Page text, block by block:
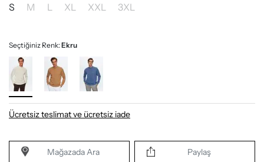
S M L XL XXL 3XL
Seçtiğiniz Renk:Ekru
Ücretsiz teslimat ve ücretsiz iade
Mağazada Ara Paylaş